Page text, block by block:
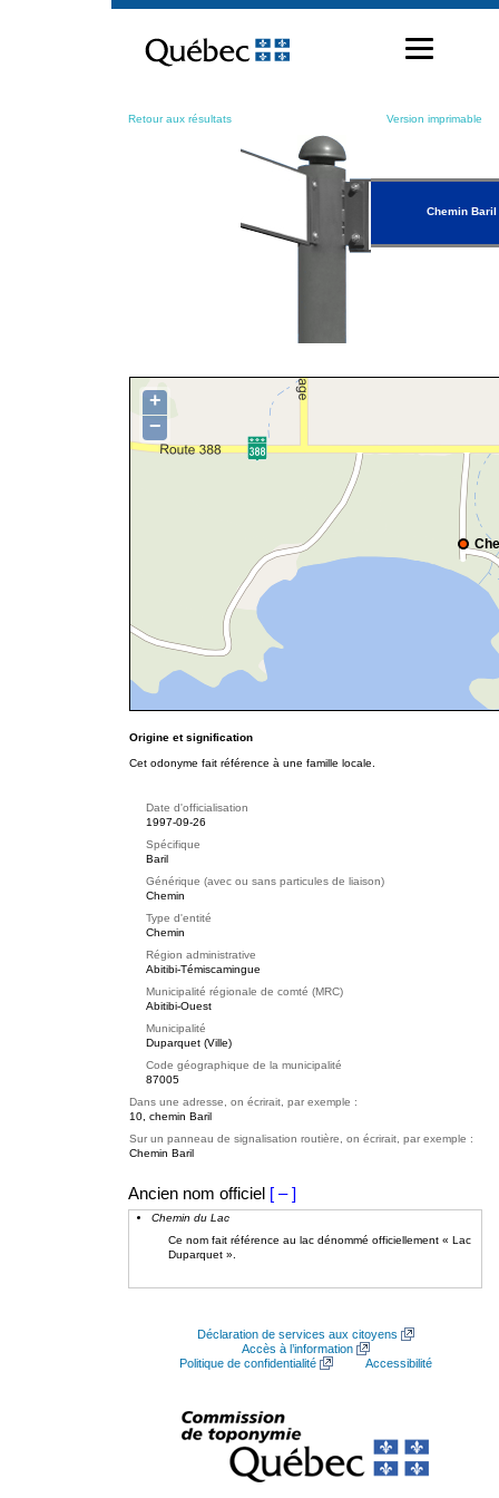
contenu
Retour aux résultats Version imprimable
Chemin Baril
+
−
Origine et signification
Cet odonyme fait référence à une famille locale.
Date d'officialisation
1997-09-26
Spécifique
Baril
Générique (avec ou sans particules de liaison)
Chemin
Type d'entité
Chemin
Région administrative
Abitibi-Témiscamingue
Municipalité régionale de comté (MRC)
Abitibi-Ouest
Municipalité
Duparquet (Ville)
Code géographique de la municipalité
87005
Dans une adresse, on écrirait, par exemple :
10, chemin Baril
Sur un panneau de signalisation routière, on écrirait, par exemple :
Chemin Baril
Ancien nom officiel [ – ]
Chemin du Lac
Ce nom fait référence au lac dénommé officiellement « Lac
Duparquet ».
Déclaration de services aux citoyens
Accès à l’information
Politique de confidentialité
Accessibilité